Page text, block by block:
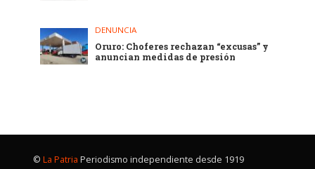
DENUNCIA
Oruro: Choferes rechazan “excusas” y
anuncian medidas de presión
© La Patria Periodismo independiente desde 1919